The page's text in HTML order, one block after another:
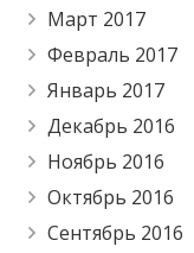
Март 2017
Февраль 2017
Январь 2017
Декабрь 2016
Ноябрь 2016
Октябрь 2016
Сентябрь 2016